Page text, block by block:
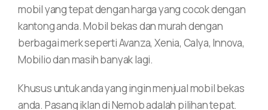
Nemob For Business
Special Cars
Buy Car
Buy Motorcycle
FAQ
Term of Service
Privacy Policy
Language
English
Contact Us
Login
mobil yang tepat dengan harga yang cocok dengan
kantong anda. Mobil bekas dan murah dengan
berbagai merk seperti Avanza, Xenia, Calya, Innova,
Mobilio dan masih banyak lagi.
Khusus untuk anda yang ingin menjual mobil bekas
anda. Pasang iklan di Nemob adalah pilihan tepat.